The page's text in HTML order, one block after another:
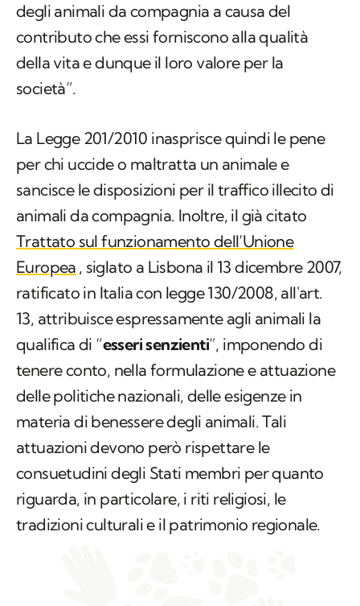
degli animali da compagnia a causa del
contributo che essi forniscono alla qualità
della vita e dunque il loro valore per la
società”. ​
La Legge 201/2010 inasprisce quindi le pene
per chi uccide o maltratta un animale e
sancisce le disposizioni per il traffico illecito di
animali da compagnia. Inoltre, il già citato
Trattato sul funzionamento dell’Unione
Europea , siglato a Lisbona il 13 dicembre 2007,
ratificato in Italia con legge 130/2008, all'art.
13, attribuisce espressamente agli animali la
qualifica di “esseri senzienti”, imponendo di
tenere conto, nella formulazione e attuazione
delle politiche nazionali, delle esigenze in
materia di benessere degli animali. Tali
attuazioni devono però rispettare le
consuetudini degli Stati membri per quanto
riguarda, in particolare, i riti religiosi, le
tradizioni culturali e il patrimonio regionale. ​